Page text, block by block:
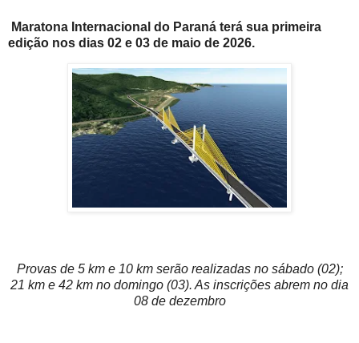
Maratona Internacional do Paraná terá sua primeira
edição nos dias 02 e 03 de maio de 2026.
Provas de 5 km e 10 km serão realizadas no sábado (02);
21 km e 42 km no domingo (03). As inscrições abrem no dia
08 de dezembro